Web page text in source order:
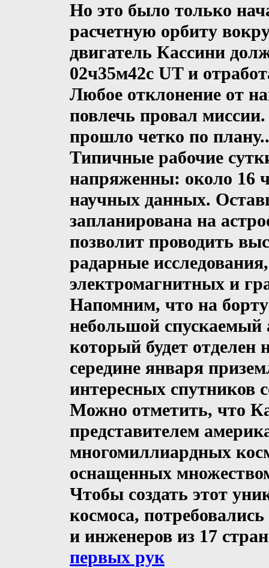
Но это было только
расчетную орбиту
двигатель Кассини
02ч35м42с UT и
Любое отклонение от
повлечь провал
прошло четко по
Типичные рабочие
напряженны: около 16
научных данных.
запланирована на
позволит проводить
радарные
электромагнитных и
Напомним, что на
небольшой спускаемый
который будет отделен
середине января
интересных спутников
Можно отметить, что
представителем
многомиллиардных
оснащенных
Чтобы создать этот
космоса,
и инженеров из 17
первых рук